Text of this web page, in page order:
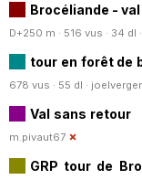
Brocéliande -
D+250 m · 516 vus · 34 dl ·
tour en forêt de
678 vus · 55 dl ·
Val sans retour
m.pivaut67
GRP tour de